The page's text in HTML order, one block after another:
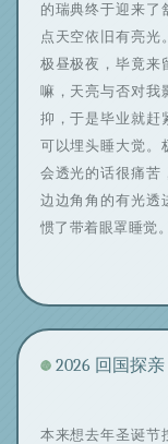
的瑞典终于迎来了
点天空依旧有亮光
极昼极夜，毕竟来
嘛，天亮与否对我
抑，于是毕业就赶
可以埋头睡大觉。
会透光的话很痛苦
边边角角的有光透
惯了带着眼罩睡觉。
2026 回国探亲
本来想去年圣诞节